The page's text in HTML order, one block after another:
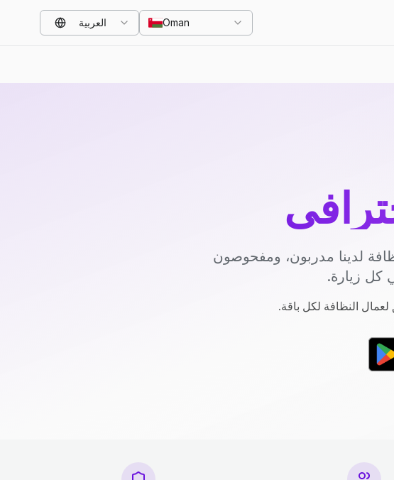
Oman العربية
لدينا مدربون، ومفحوصون
كل زيارة.
النظافة لكل باقة.